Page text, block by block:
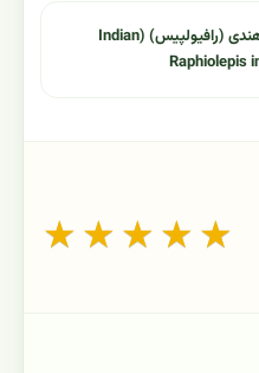
معرفی گیاه زالزالک هندی (رافیولپیس) (Indian
★ ★ ★ ★ ★